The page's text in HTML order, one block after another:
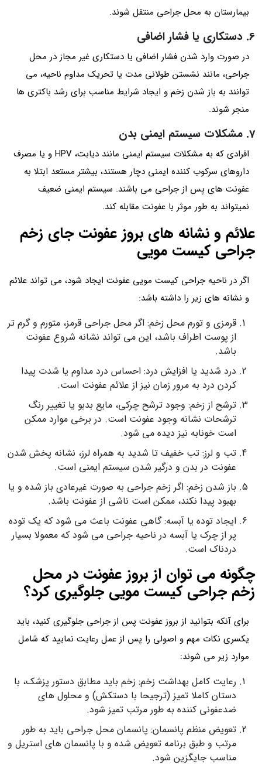
بیمارستان به محل جراحی منتقل شوند.
6. دستکاری یا فشار اضافی
در صورت وارد شدن فشار اضافی یا دستکاری غیر مجاز در محل
جراحی، مانند نشستن طولانی مدت یا تحریک مداوم ناحیه، می
توانند به باز شدن زخم و ایجاد شرایط مناسب برای رشد باکتری ها
منجر شوند.
7. مشکلات سیستم ایمنی بدن
افرادی که به مشکلات سیستم ایمنی مانند دیابت، HPV و یا مصرف
داروهای سرکوب کننده ایمنی دچار هستند، بیشتر مستعد ابتلا به
عفونت های پس از جراحی می باشند. سیستم ایمنی ضعیف
نمی‎تواند به طور موثر با عفونت مقابله کند.
علائم و نشانه های بروز عفونت جای زخم
جراحی کیست مویی
اگر در ناحیه جراحی کیست مویی عفونت ایجاد شود، می تواند علائم
و نشانه های زیر را داشته باشد:
قرمزی و تورم محل زخم: اگر محل جراحی قرمز، متورم و گرم تر
از پوست اطراف باشد، این می تواند نشانه شروع عفونت
باشد.
درد شدید یا افزایش درد: احساس درد مداوم یا شدت پیدا
کردن درد به مرور زمان نیز از علائم عفونت است.
ترشح از زخم: وجود ترشح چرکی، مایع بدبو یا تغییر رنگ
ترشحات نشانه وجود عفونت است. در برخی موارد ممکن
است خونابه نیز دیده می شود.
تب و لرز: تب خفیف تا شدید به همراه لرز، نشانه پخش شدن
عفونت در بدن و درگیر شدن سیستم ایمنی است.
باز شدن زخم: اگر زخم جراحی به صورت غیرعادی باز شده و یا
بهبود پیدا نکند، ممکن است ناشی از عفونت باشد.
ایجاد توده یا آبسه: گاهی عفونت باعث می شود که یک توده
پر از چرک یا آبسه در ناحیه جراحی می شود که معمولا بسیار
دردناک است.
چگونه می توان از بروز عفونت در محل
زخم جراحی کیست مویی جلوگیری کرد؟
برای آنکه بتوانید از بروز عفونت پس از جراحی جلوگیری کنید، باید
یکسری نکات مهم و اصولی را پس از عمل رعایت نمایید که شامل
موارد زیر می شوند:
رعایت کامل بهداشت زخم: زخم باید مطابق دستور پزشک، با
دستان کاملا تمیز (ترجیحا با دستکش) و محلول های
ضدعفونی کننده به طور مرتب تمیز شود.
تعویض منظم پانسمان: پانسمان محل جراحی باید به طور
مرتب و طبق برنامه تعویض شده و با پانسمان های استریل و
مناسب جایگزین شود.